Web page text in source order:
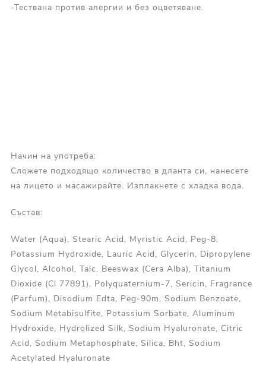
-Тествана против алергии и без оцветяване.
Начин на употреба:
Сложете подходящо количество в дланта си, нанесете
на лицето и масажирайте. Изплакнете с хладка вода.
Състав:
Water (Aqua), Stearic Acid, Myristic Acid, Peg-8,
Potassium Hydroxide, Lauric Acid, Glycerin, Dipropylene
Glycol, Alcohol, Talc, Beeswax (Cera Alba), Titanium
Dioxide (Cl 77891), Polyquaternium-7, Sericin, Fragrance
(Parfum), Disodium Edta, Peg-90m, Sodium Benzoate,
Sodium Metabisulfite, Potassium Sorbate, Aluminum
Hydroxide, Hydrolized Silk, Sodium Hyaluronate, Citric
Acid, Sodium Metaphosphate, Silica, Bht, Sodium
Acetylated Hyaluronate